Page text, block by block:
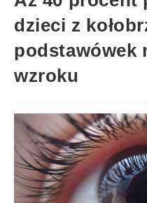
dzieci z
podstawówek
wzroku